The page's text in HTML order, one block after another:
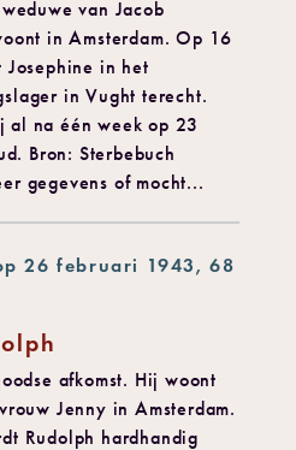
van Jacob
in Amsterdam. Op 16
in het
in Vught terecht.
na één week op 23
Bron: Sterbebuch
gegevens of mocht...
26 februari 1943, 68
afkomst. Hij woont
Jenny in Amsterdam.
Rudolph hardhandig